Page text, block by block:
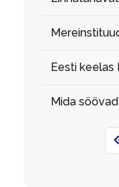
Eesti
Mida